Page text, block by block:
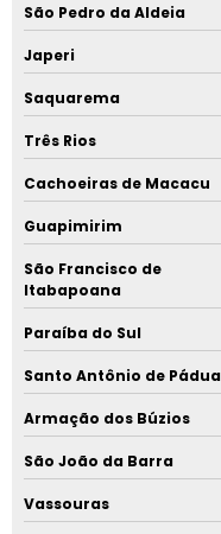
São Pedro da Aldeia
Japeri
Saquarema
Três Rios
Cachoeiras de Macacu
Guapimirim
São Francisco de
Itabapoana
Paraíba do Sul
Santo Antônio de Pádua
Armação dos Búzios
São João da Barra
Vassouras